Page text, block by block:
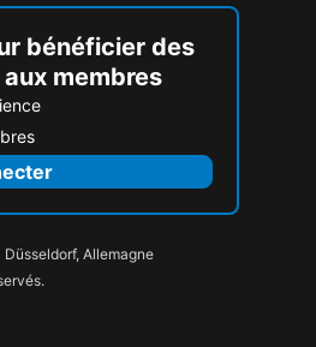
bénéficier des
membres
Düsseldorf, Allemagne